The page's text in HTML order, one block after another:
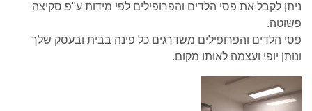
ניתן לקבל את פסי הלדים והפרופילים לפי מידות ע"פ סקיצה
פשוטה.
פסי הלדים והפרופילים משדרגים כל פינה בבית ובעסק שלך
ונותן יופי ועצמה לאותו מקום.